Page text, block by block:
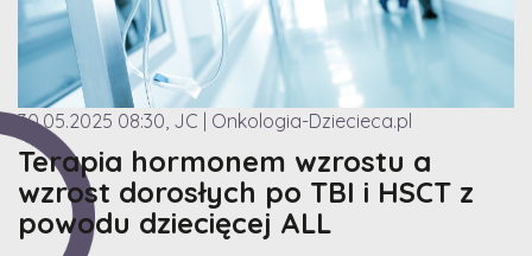
30.05.2025 08:30, JC | Onkologia-Dziecieca.pl
Terapia hormonem wzrostu a
wzrost dorosłych po TBI i HSCT z
powodu dziecięcej ALL